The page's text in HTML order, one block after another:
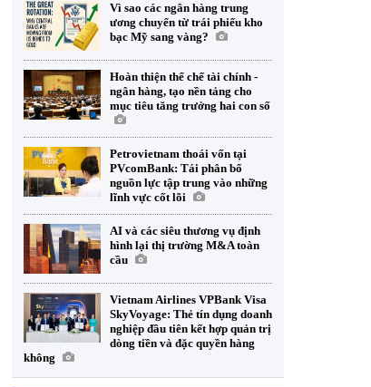
Vì sao các ngân hàng trung
ương chuyển từ trái phiếu kho
bạc Mỹ sang vàng?
Hoàn thiện thể chế tài chính -
ngân hàng, tạo nền tảng cho
mục tiêu tăng trưởng hai con số
Petrovietnam thoái vốn tại
PVcomBank: Tái phân bổ
nguồn lực tập trung vào những
lĩnh vực cốt lõi
AI và các siêu thương vụ định
hình lại thị trường M&A toàn
cầu
Vietnam Airlines VPBank Visa
SkyVoyage: Thẻ tín dụng doanh
nghiệp đầu tiên kết hợp quản trị
dòng tiền và đặc quyền hàng
không